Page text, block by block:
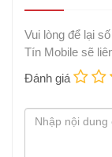
Vui lòng để lại
Tín Mobile sẽ
Đánh giá